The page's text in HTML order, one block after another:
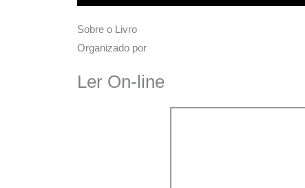
Sobre o Livro
Organizado por
Ler On-line